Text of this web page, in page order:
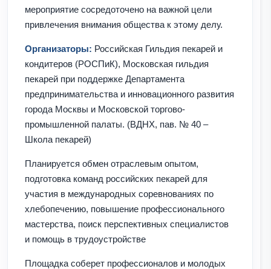
мероприятие сосредоточено на важной цели
привлечения внимания общества к этому делу.
Организаторы: Российская Гильдия пекарей и
кондитеров (РОСПиК), Московская гильдия
пекарей при поддержке Департамента
предпринимательства и инновационного развития
города Москвы и Московской торгово-
промышленной палаты. (ВДНХ, пав. № 40 –
Школа пекарей)
Планируется обмен отраслевым опытом,
подготовка команд российских пекарей для
участия в международных соревнованиях по
хлебопечению, повышение профессионального
мастерства, поиск перспективных специалистов
и помощь в трудоустройстве
Площадка соберет профессионалов и молодых